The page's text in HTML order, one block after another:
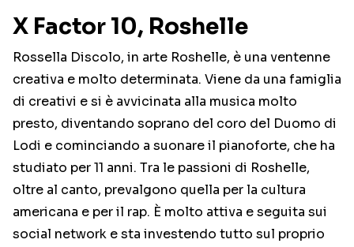
X Factor 10, Roshelle
Rossella Discolo, in arte Roshelle, è una ventenne
creativa e molto determinata. Viene da una famiglia
di creativi e si è avvicinata alla musica molto
presto, diventando soprano del coro del Duomo di
Lodi e cominciando a suonare il pianoforte, che ha
studiato per 11 anni. Tra le passioni di Roshelle,
oltre al canto, prevalgono quella per la cultura
americana e per il rap. È molto attiva e seguita sui
social network e sta investendo tutto sul proprio